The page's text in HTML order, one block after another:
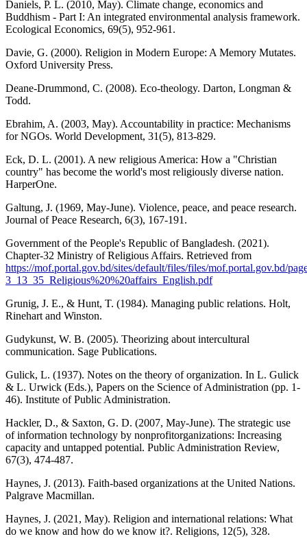
Daniels, P. L. (2010, May). Climate change, economics and
Buddhism - Part I: An integrated environmental analysis framework.
Ecological Economics, 69(5), 952-961.
Davie, G. (2000). Religion in Modern Europe: A Memory Mutates.
Oxford University Press.
Deane-Drummond, C. (2008). Eco-theology. Darton, Longman &
Todd.
Ebrahim, A. (2003, May). Accountability in practice: Mechanisms
for NGOs. World Development, 31(5), 813-829.
Eck, D. L. (2001). A new religious America: How a "Christian
country" has become the world's most religiously diverse nation.
HarperOne.
Galtung, J. (1969, May-June). Violence, peace, and peace research.
Journal of Peace Research, 6(3), 167-191.
Government of the People's Republic of Bangladesh. (2021).
Chapter-32 Ministry of Religious Affairs. Retrieved from
https://mof.portal.gov.bd/sites/default/files/files/mof.portal.gov.bd/
3_13_35_Religious%20%20affairs_English.pdf
Grunig, J. E., & Hunt, T. (1984). Managing public relations. Holt,
Rinehart and Winston.
Gudykunst, W. B. (2005). Theorizing about intercultural
communication. Sage Publications.
Gulick, L. (1937). Notes on the theory of organization. In L. Gulick
& L. Urwick (Eds.), Papers on the Science of Administration (pp. 1-
46). Institute of Public Administration.
Hackler, D., & Saxton, G. D. (2007, May-June). The strategic use
of information technology by nonprofitorganizations: Increasing
capacity and untapped potential. Public Administration Review,
67(3), 474-487.
Haynes, J. (2013). Faith-based organizations at the United Nations.
Palgrave Macmillan.
Haynes, J. (2021, May). Religion and international relations: What
do we know and how do we know it?. Religions, 12(5), 328.